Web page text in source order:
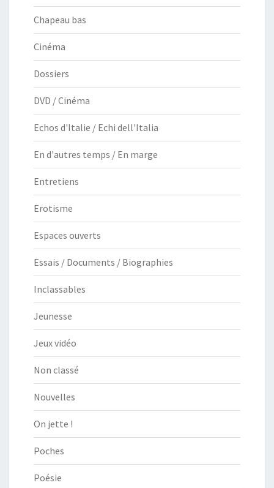
Chapeau bas
Cinéma
Dossiers
DVD / Cinéma
Echos d'Italie / Echi dell'Italia
En d'autres temps / En marge
Entretiens
Erotisme
Espaces ouverts
Essais / Documents / Biographies
Inclassables
Jeunesse
Jeux vidéo
Non classé
Nouvelles
On jette !
Poches
Poésie